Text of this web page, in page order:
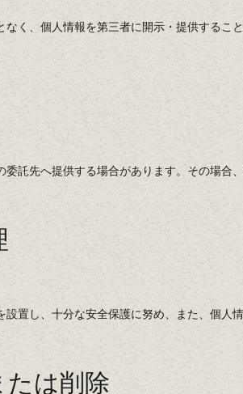
く、個人情報を第三者に開示・提供するこ
託先へ提供する場合があります。その場合
置し、十分な安全保護に努め、また、個人
たは削除